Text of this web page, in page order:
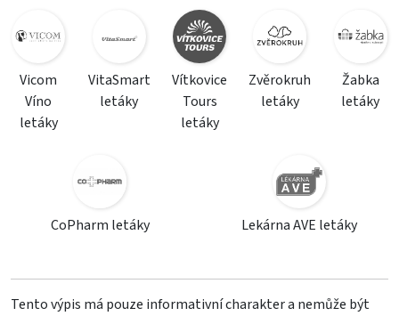
Vicom
Víno
letáky
VitaSmart
letáky
Vítkovice
Tours
letáky
Zvěrokruh
letáky
Žabka
letáky
CoPharm letáky Lekárna AVE letáky
Tento výpis má pouze informativní charakter a nemůže být